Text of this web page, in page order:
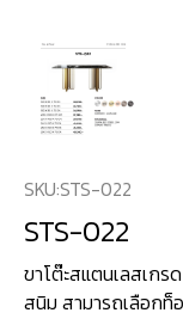
SKU:STS-022
STS-022
ขาโต๊ะสแตนเลสเก
สนิม สามารถเลือกท็